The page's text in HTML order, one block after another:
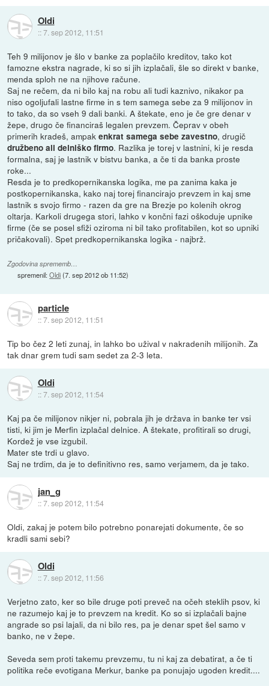
Oldi
::7. sep 2012, 11:51
Teh 9 milijonov je šlo v banke za poplačilo kreditov, tako kot
famozne ekstra nagrade, ki so si jih izplačali, šle so direkt v banke,
menda sploh ne na njihove račune.
Saj ne rečem, da ni bilo kaj na robu ali tudi kaznivo, nikakor pa
niso ogoljufali lastne firme in s tem samega sebe za 9 milijonov in
to tako, da so vseh 9 dali banki. A štekate, eno je če gre denar v
žepe, drugo če financiraš legalen prevzem. Čeprav v obeh
primerih kradeš, ampakenkrat samega sebe zavestno, drugič
družbeno ali delniško firmo. Razlika je torej v lastnini, ki je resda
formalna, saj je lastnik v bistvu banka, a če ti da banka proste
roke...
Resda je to predkopernikanska logika, me pa zanima kaka je
postkopernikanska, kako naj torej financirajo prevzem in kaj sme
lastnik s svojo firmo - razen da gre na Brezje po kolenih okrog
oltarja. Karkoli drugega stori, lahko v končni fazi oškoduje upnike
firme (če se posel sfiži oziroma ni bil tako profitabilen, kot so upniki
pričakovali). Spet predkopernikanska logika - najbrž.
Zgodovina sprememb…
spremenil:Oldi(7. sep 2012 ob 11:52)
particle
::7. sep 2012, 11:51
Tip bo čez 2 leti zunaj, in lahko bo užival v nakradenih milijonih. Za
tak dnar grem tudi sam sedet za 2-3 leta.
Oldi
::7. sep 2012, 11:54
Kaj pa če milijonov nikjer ni, pobrala jih je država in banke ter vsi
tisti, ki jim je Merfin izplačal delnice. A štekate, profitirali so drugi,
Kordež je vse izgubil.
Mater ste trdi u glavo.
Saj ne trdim, da je to definitivno res, samo verjamem, da je tako.
jan_g
::7. sep 2012, 11:54
Oldi, zakaj je potem bilo potrebno ponarejati dokumente, če so
kradli sami sebi?
Oldi
::7. sep 2012, 11:56
Verjetno zato, ker so bile druge poti preveč na očeh steklih psov, ki
ne razumejo kaj je to prevzem na kredit. Ko so si izplačali bajne
angrade so psi lajali, da ni bilo res, pa je denar spet šel samo v
banko, ne v žepe.
Seveda sem proti takemu prevzemu, tu ni kaj za debatirat, a če ti
politika reče evotigana Merkur, banke pa ponujajo ugoden kredit....